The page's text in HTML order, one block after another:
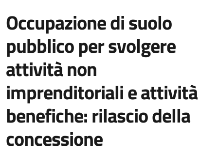
Occupazione di suolo
pubblico per svolgere
attività non
imprenditoriali e attività
benefiche: rilascio della
concessione